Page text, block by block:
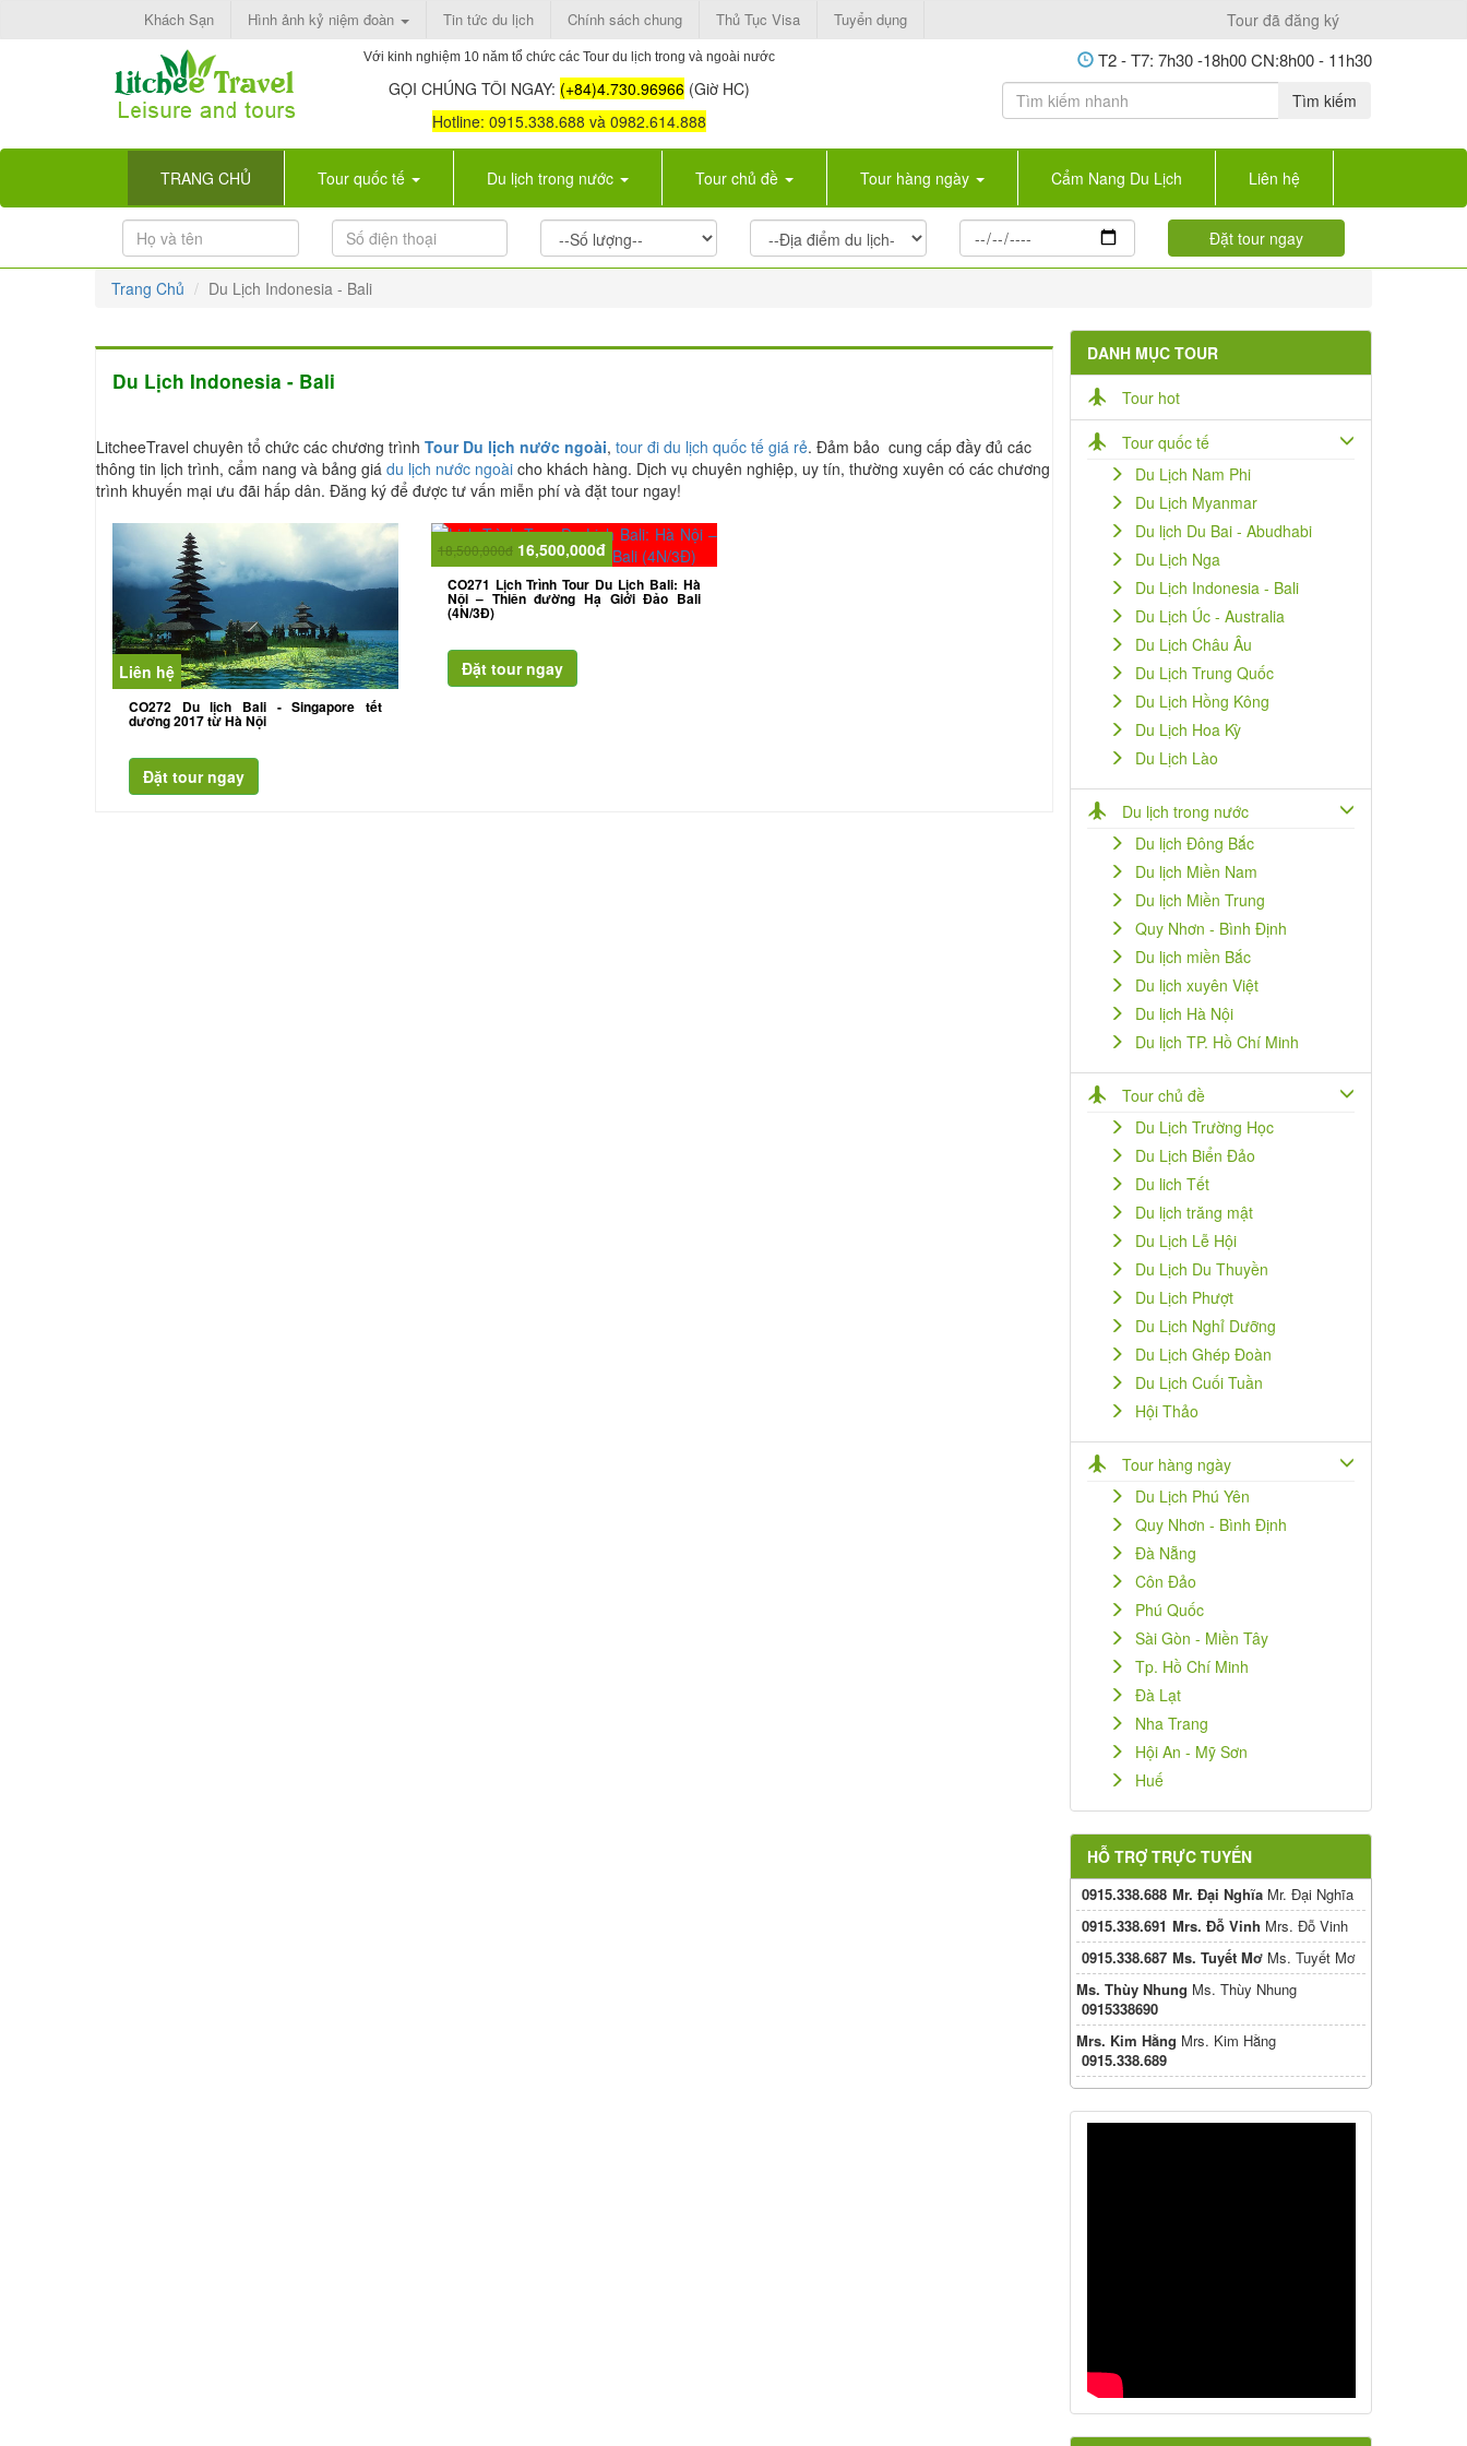
Khách Sạn Hình ảnh kỷ niệm đoàn Tin tức du lịch Chính sách chung Thủ Tục Visa Tuyển dụng Tour đã đăng ký
Với kinh nghiệm 10 năm tổ chức các Tour du lịch trong và ngoài nước
GỌI CHÚNG TÔI NGAY: (+84)4.730.96966 (Giờ HC)
Hotline: 0915.338.688 và 0982.614.888
T2 - T7: 7h30 -18h00 CN:8h00 - 11h30
Tìm kiếm
TRANG CHỦ Tour quốc tế Du lịch trong nước Tour chủ đề Tour hàng ngày Cẩm Nang Du Lịch Liên hệ
Trang Chủ Du Lịch Indonesia - Bali
Du Lịch Indonesia - Bali
LitcheeTravel chuyên tổ chức các chương trình Tour Du lịch nước ngoài, tour đi du lịch quốc tế giá rẻ. Đảm bảo cung cấp đầy đủ các
thông tin lịch trình, cẩm nang và bảng giá du lịch nước ngoài cho khách hàng. Dịch vụ chuyên nghiệp, uy tín, thường xuyên có các chương
trình khuyến mại ưu đãi hấp dân. Đăng ký để được tư vấn miễn phí và đặt tour ngay!
Liên hệ
CO272 Du lịch Bali - Singapore tết
dương 2017 từ Hà Nội
18,500,000đ 16,500,000đ
CO271 Lịch Trình Tour Du Lịch Bali: Hà
Nội – Thiên đường Hạ Giới Đảo Bali
(4N/3Đ)
DANH MỤC TOUR
Tour hot
Tour quốc tế
Du Lịch Nam Phi
Du Lịch Myanmar
Du lịch Du Bai - Abudhabi
Du Lịch Nga
Du Lịch Indonesia - Bali
Du Lịch Úc - Australia
Du Lịch Châu Âu
Du Lịch Trung Quốc
Du Lịch Hồng Kông
Du Lịch Hoa Kỳ
Du Lịch Lào
Du lịch trong nước
Du lịch Đông Bắc
Du lịch Miền Nam
Du lịch Miền Trung
Quy Nhơn - Bình Định
Du lịch miền Bắc
Du lịch xuyên Việt
Du lịch Hà Nội
Du lịch TP. Hồ Chí Minh
Tour chủ đề
Du Lịch Trường Học
Du Lịch Biển Đảo
Du lich Tết
Du lịch trăng mật
Du Lịch Lễ Hội
Du Lịch Du Thuyền
Du Lịch Phượt
Du Lịch Nghỉ Dưỡng
Du Lịch Ghép Đoàn
Du Lịch Cuối Tuần
Hội Thảo
Tour hàng ngày
Du Lịch Phú Yên
Quy Nhơn - Bình Định
Đà Nẵng
Côn Đảo
Phú Quốc
Sài Gòn - Miền Tây
Tp. Hồ Chí Minh
Đà Lạt
Nha Trang
Hội An - Mỹ Sơn
Huế
HỖ TRỢ TRỰC TUYẾN
Mr. Đại NghĩaMr. Đại Nghĩa
0915.338.688
Mrs. Đỗ Vinh Mrs. Đỗ Vinh
0915.338.691
Ms. Tuyết MơMs. Tuyết Mơ
0915.338.687
Ms. Thùy Nhung Ms. Thùy Nhung
0915338690
Mrs. Kim Hằng Mrs. Kim Hằng
0915.338.689